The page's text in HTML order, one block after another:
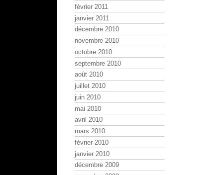
février 2011
janvier 2011
décembre 2010
novembre 2010
octobre 2010
septembre 2010
août 2010
juillet 2010
juin 2010
mai 2010
avril 2010
mars 2010
février 2010
janvier 2010
décembre 2009